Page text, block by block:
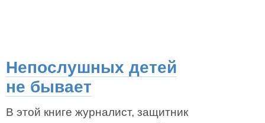
Непослушных детей
не бывает
В этой книге журналист, защитник